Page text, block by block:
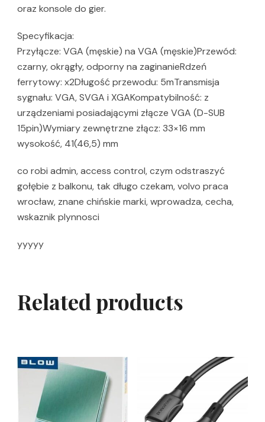
oraz konsole do gier.
Specyfikacja:
Przyłącze: VGA (męskie) na VGA (męskie)Przewód:
czarny, okrągły, odporny na zaginanieRdzeń
ferrytowy: x2Długość przewodu: 5mTransmisja
sygnału: VGA, SVGA i XGAKompatybilność: z
urządzeniami posiadającymi złącze VGA (D-SUB
15pin)Wymiary zewnętrzne złącz: 33×16 mm
wysokość, 41(46,5) mm
co robi admin, access control, czym odstraszyć
gołębie z balkonu, tak długo czekam, volvo praca
wrocław, znane chińskie marki, wprowadza, cecha,
wskaznik plynnosci
yyyyy
Related products